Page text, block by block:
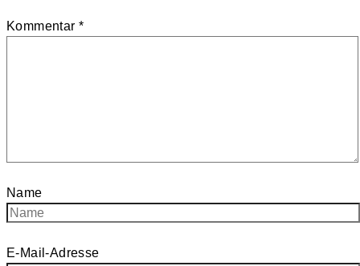
Kommentar*
Name
E-Mail-Adresse